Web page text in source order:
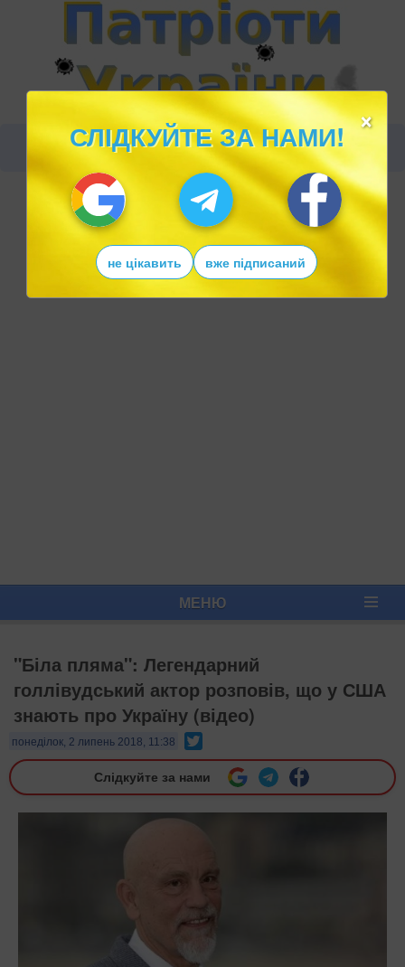
МЕНЮ
"Біла пляма": Легендарний
голлівудський актор розповів, що у США
знають про Україну (відео)
понеділок, 2 липень 2018, 11:38
Слідкуйте за нами
×
СЛІДКУЙТЕ ЗА НАМИ!
не цікавить вже підписаний